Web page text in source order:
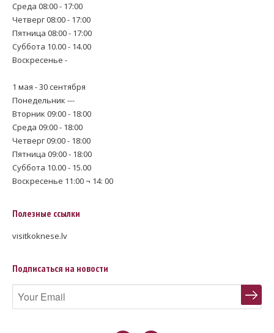
Среда 08:00 - 17:00
Четверг 08:00 - 17:00
Пятница 08:00 - 17:00
Суббота 10.00 - 14.00
Воскресенье -
1 мая - 30 сентября
Понедельник ---
Вторник 09:00 - 18:00
Среда 09:00 - 18:00
Четверг 09:00 - 18:00
Пятница 09:00 - 18:00
Суббота 10.00 - 15.00
Воскресенье 11:00 ¬ 14: 00
Полезные ссылки
visitkoknese.lv
Подписаться на новости